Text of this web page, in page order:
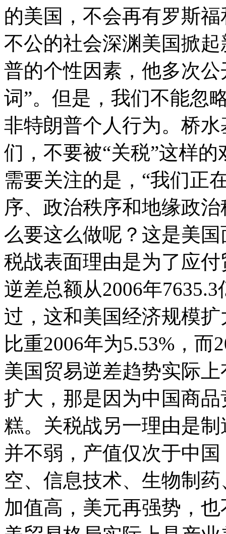
的美国，不会再有罗斯
不公的社会深渊美国掀
普的个性因素，他多次
词”。但是，我们不能忽
非特朗普个人行为。桥
们，不要被“关税”这样
需要关注的是，“我们正
序、政治秩序和地缘政
么要这么做呢？这是美
税战表面理由是为了应
逆差总额从2006年
过，这和美国经济规模
比重2006年为5.53%，而
美国贸易逆差趋势实际
扩大，那是因为中国商
糕。关税战另一理由是
并不弱，产值仅次于中
空、信息技术、生物制
加值高，美元再强势，